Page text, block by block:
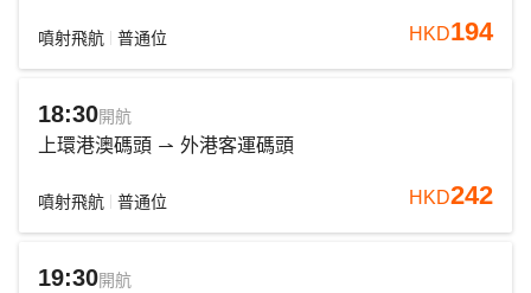
噴射飛航 普通位 HKD194
18:30開航
上環港澳碼頭 外港客運碼頭
噴射飛航 普通位 HKD242
19:30開航